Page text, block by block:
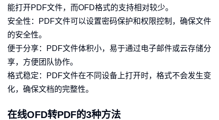
能打开PDF文件，而OFD格式的支持相对较少。
安全性：PDF文件可以设置密码保护和权限控制，确保文件
的安全性。
便于分享：PDF文件体积小，易于通过电子邮件或云存储分
享，方便团队协作。
格式稳定：PDF文件在不同设备上打开时，格式不会发生变
化，确保文档的完整性。
在线OFD转PDF的3种方法